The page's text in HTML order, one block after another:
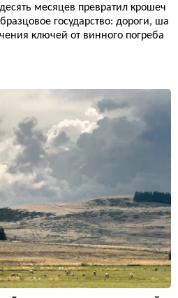
месяцев превратил крошеч
государство: дороги, ша
ключей от винного погреба